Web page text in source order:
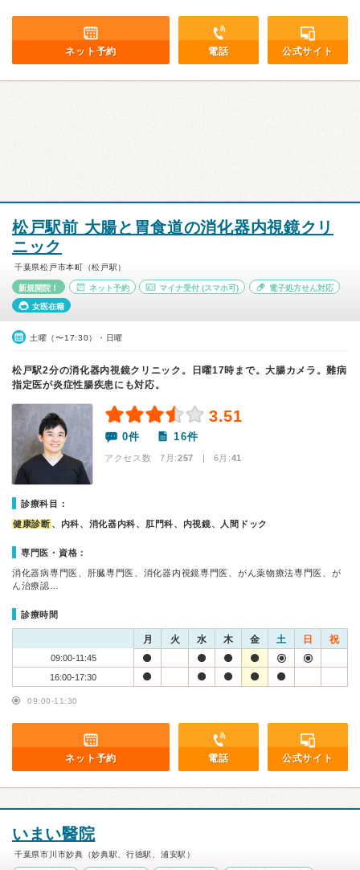
ネット予約 電話 公式サイト
松戸駅前 大腸と胃食道の消化器内視鏡クリ
ニック
千葉県松戸市本町（松戸駅）
新規開院！ ネット予約 マイナ受付 (スマホ可) 電子処方せん対応
女医在籍
土曜（〜17:30）・日曜
松戸駅2分の消化器内視鏡クリニック。日曜17時まで。大腸カメラ。難病
指定医が炎症性腸疾患にも対応。
3.51
0件 16件
アクセス数 7月:257 | 6月:41
診療科目：
健康診断 、内科、消化器内科、肛門科、内視鏡、人間ドック
専門医・資格：
消化器病専門医、肝臓専門医、消化器内視鏡専門医、がん薬物療法専門医、が
ん治療認…
診療時間
月 火 水 木 金 土 日 祝
09:00-11:45
16:00-17:30
09:00-11:30
ネット予約 電話 公式サイト
いまい醫院
千葉県市川市妙典（妙典駅、行徳駅、浦安駅）